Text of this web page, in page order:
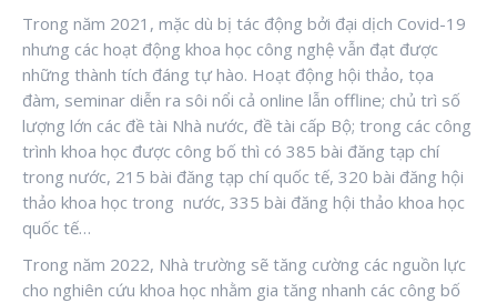
Trong năm 2021, mặc dù bị tác động bởi đại dịch Covid-19
nhưng các hoạt động khoa học công nghệ vẫn đạt được
những thành tích đáng tự hào. Hoạt động hội thảo, tọa
đàm, seminar diễn ra sôi nổi cả online lẫn offline; chủ trì số
lượng lớn các đề tài Nhà nước, đề tài cấp Bộ; trong các công
trình khoa học được công bố thì có 385 bài đăng tạp chí
trong nước, 215 bài đăng tạp chí quốc tế, 320 bài đăng hội
thảo khoa học trong nước, 335 bài đăng hội thảo khoa học
quốc tế…
Trong năm 2022, Nhà trường sẽ tăng cường các nguồn lực
cho nghiên cứu khoa học nhằm gia tăng nhanh các công bố